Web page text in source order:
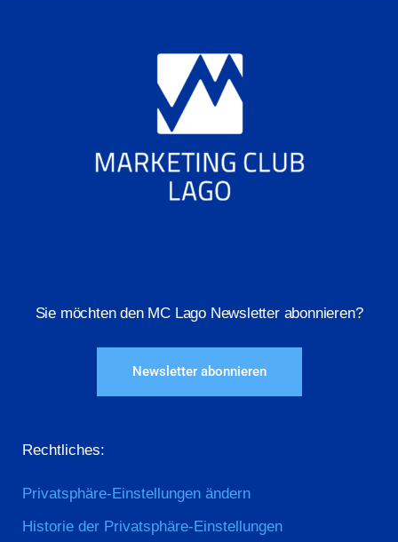
Sie möchten den MC Lago Newsletter abonnieren?
Newsletter abonnieren
Rechtliches:
Privatsphäre-Einstellungen ändern
Historie der Privatsphäre-Einstellungen